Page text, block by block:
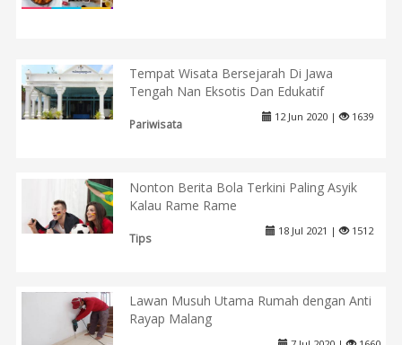
Tempat Wisata Bersejarah Di Jawa
Tengah Nan Eksotis Dan Edukatif
Pariwisata
12 Jun 2020 | 1639
Nonton Berita Bola Terkini Paling Asyik
Kalau Rame Rame
Tips
18 Jul 2021 | 1512
Lawan Musuh Utama Rumah dengan Anti
Rayap Malang